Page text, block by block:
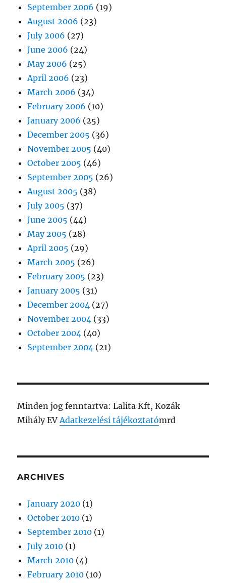
September 2006 (19)
August 2006 (23)
July 2006 (27)
June 2006 (24)
May 2006 (25)
April 2006 (23)
March 2006 (34)
February 2006 (10)
January 2006 (25)
December 2005 (36)
November 2005 (40)
October 2005 (46)
September 2005 (26)
August 2005 (38)
July 2005 (37)
June 2005 (44)
May 2005 (28)
April 2005 (29)
March 2005 (26)
February 2005 (23)
January 2005 (31)
December 2004 (27)
November 2004 (33)
October 2004 (40)
September 2004 (21)
Minden jog fenntartva: Lalita Kft, Kozák
Mihály EVAdatkezelési tájékoztatómrd
ARCHIVES
January 2020 (1)
October 2010 (1)
September 2010 (1)
July 2010 (1)
March 2010 (4)
February 2010 (10)